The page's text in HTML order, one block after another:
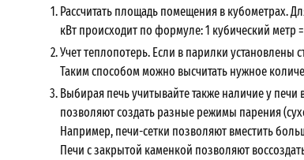
Рассчитать площадь помещения в кубометрах.
кВт происходит по формуле: 1 кубический метр
Учет теплопотерь. Если в парилки
Таким способом можно высчитать нужное
Выбирая печь учитывайте также наличие у
позволяют создать разные режимы парения
Например, печи-сетки позволяют вместить
Печи с закрытой каменкой позволяют